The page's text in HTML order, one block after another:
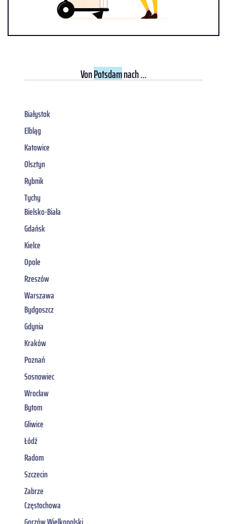
VonPotsdamnach ...
Białystok
Elbląg
Katowice
Olsztyn
Rybnik
Tychy
Bielsko-Biała
Gdańsk
Kielce
Opole
Rzeszów
Warszawa
Bydgoszcz
Gdynia
Kraków
Poznań
Sosnowiec
Wrocław
Bytom
Gliwice
Łódź
Radom
Szczecin
Zabrze
Częstochowa